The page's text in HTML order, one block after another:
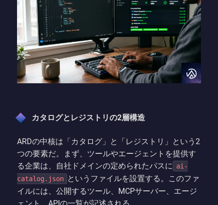
カタログとレジストリの2層構造
ARDの中核は「カタログ」と「レジストリ」という2
つの要素だ。まず、ツールやエージェントを提供す
る企業は、自社ドメインの定められたパスに ai-
catalog.json というファイルを設置する。このファ
イルには、公開するツール、MCPサーバー、エージ